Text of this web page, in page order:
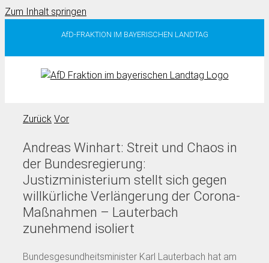
Zum Inhalt springen
AfD-FRAKTION IM BAYERISCHEN LANDTAG
Zurück Vor
Andreas Winhart: Streit und Chaos in
der Bundesregierung:
Justizministerium stellt sich gegen
willkürliche Verlängerung der Corona-
Maßnahmen – Lauterbach
zunehmend isoliert
Bundesgesundheitsminister Karl Lauterbach hat am